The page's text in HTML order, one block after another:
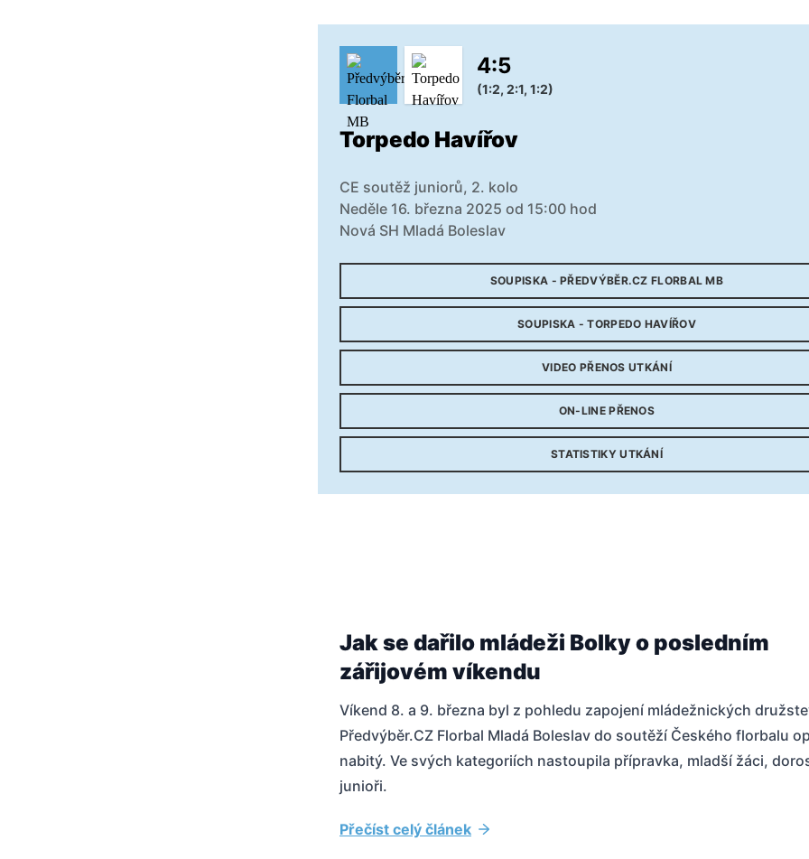
4:5
(1:2, 2:1, 1:2)
Torpedo Havířov
CE soutěž juniorů, 2. kolo
Neděle 16. března 2025 od 15:00 hod
Nová SH Mladá Boleslav
SOUPISKA - PŘEDVÝBĚR.CZ FLORBAL MB
SOUPISKA - TORPEDO HAVÍŘOV
VIDEO PŘENOS UTKÁNÍ
ON-LINE PŘENOS
STATISTIKY UTKÁNÍ
Jak se dařilo mládeži Bolky o posledním
zářijovém víkendu
Víkend 8. a 9. března byl z pohledu zapojení mládežnických
Předvýběr.CZ Florbal Mladá Boleslav do soutěží Českého florbalu
nabitý. Ve svých kategoriích nastoupila přípravka, mladší žáci,
junioři.
Přečíst celý článek